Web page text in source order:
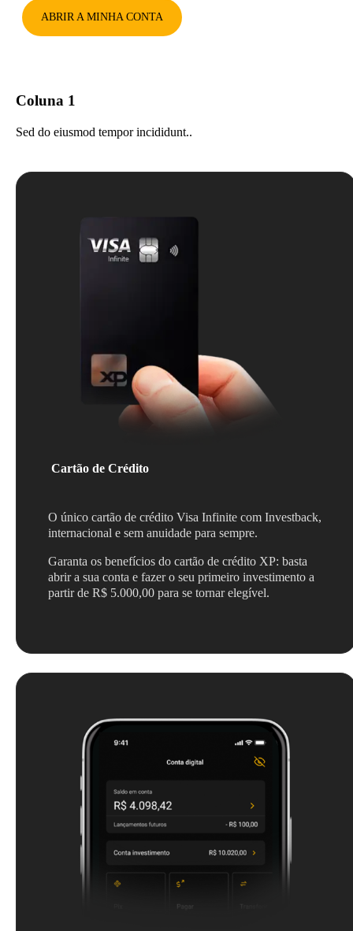
ABRIR A MINHA CONTA
Coluna 1
Sed do eiusmod tempor incididunt..
Cartão de Crédito
O único cartão de crédito Visa Infinite com Investback,
internacional e sem anuidade para sempre.
Garanta os benefícios do cartão de crédito XP: basta
abrir a sua conta e fazer o seu primeiro investimento a
partir de R$ 5.000,00 para se tornar elegível.